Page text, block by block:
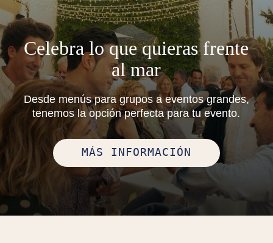
Celebra lo que quieras frente
al mar
Desde menús para grupos a eventos grandes,
tenemos la opción perfecta para tu evento.
MÁS INFORMACIÓN